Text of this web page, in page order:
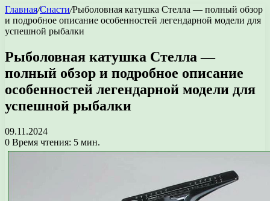
Главная/Снасти/Рыболовная катушка Стелла — полный обзор
и подробное описание особенностей легендарной модели для
успешной рыбалки
Рыболовная катушка Стелла —
полный обзор и подробное описание
особенностей легендарной модели для
успешной рыбалки
09.11.2024
0 Время чтения: 5 мин.